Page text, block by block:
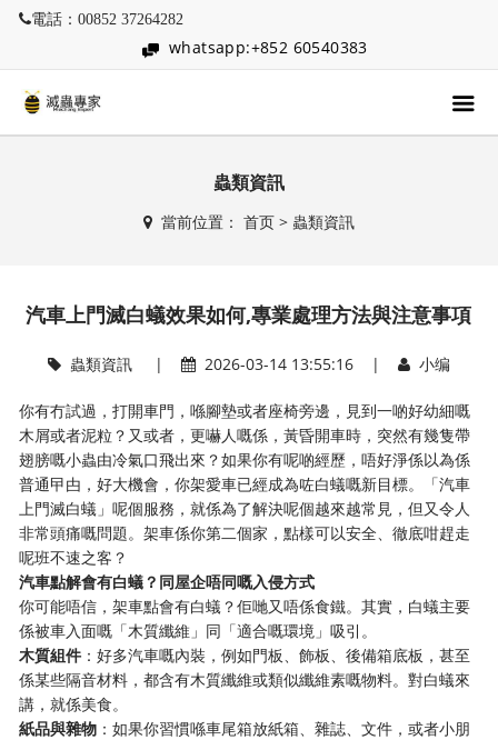
電話：00852 37264282
whatsapp:+852 60540383
蟲類資訊
當前位置： 首页> 蟲類資訊
汽車上門滅白蟻效果如何,專業處理方法與注意事項
蟲類資訊| 2026-03-14 13:55:16 | 小编
你有冇試過，打開車門，喺腳墊或者座椅旁邊，見到一啲好幼細嘅
木屑或者泥粒？又或者，更嚇人嘅係，黃昏開車時，突然有幾隻帶
翅膀嘅小蟲由冷氣口飛出來？如果你有呢啲經歷，唔好淨係以為係
普通曱甴，好大機會，你架愛車已經成為咗白蟻嘅新目標。「汽車
上門滅白蟻」呢個服務，就係為了解決呢個越來越常見，但又令人
非常頭痛嘅問題。架車係你第二個家，點樣可以安全、徹底咁趕走
呢班不速之客？
汽車點解會有白蟻？同屋企唔同嘅入侵方式
你可能唔信，架車點會有白蟻？佢哋又唔係食鐵。其實，白蟻主要
係被車入面嘅「木質纖維」同「適合嘅環境」吸引。
木質組件 ：好多汽車嘅內裝，例如門板、飾板、後備箱底板，甚至
係某些隔音材料，都含有木質纖維或類似纖維素嘅物料。對白蟻來
講，就係美食。
紙品與雜物 ：如果你習慣喺車尾箱放紙箱、雜誌、文件，或者小朋